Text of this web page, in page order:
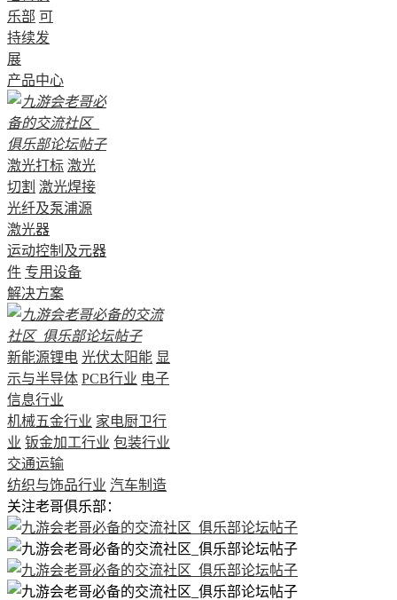
乐部 可
持续发
展
产品中心
激光打标 激光
切割 激光焊接
光纤及泵浦源
激光器
运动控制及元器
件 专用设备
解决方案
新能源锂电 光伏太阳能 显
示与半导体 PCB行业 电子
信息行业
机械五金行业 家电厨卫行
业 钣金加工行业 包装行业
交通运输
纺织与饰品行业 汽车制造
关注老哥俱乐部：